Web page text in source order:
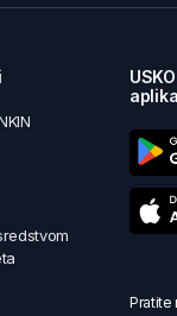
Pratite